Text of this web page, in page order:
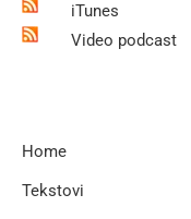
iTunes
Video podcast
Home
Tekstovi